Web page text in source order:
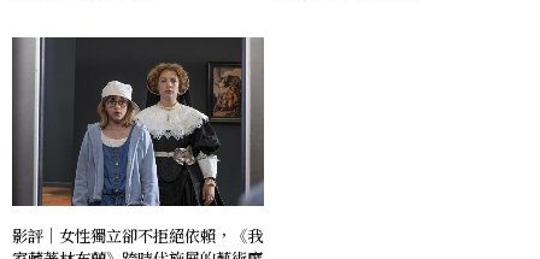
影評｜女性獨立卻不拒絕依賴，《我